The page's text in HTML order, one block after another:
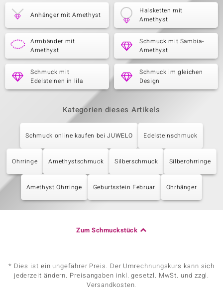
Anhänger mit Amethyst
Halsketten mit
Amethyst
Armbänder mit
Amethyst
Schmuck mit Sambia-
Amethyst
Schmuck mit
Edelsteinen in lila
Schmuck im gleichen
Design
Kategorien dieses Artikels
Schmuck online kaufen bei JUWELO Edelsteinschmuck
Ohrringe Amethystschmuck Silberschmuck Silberohrringe
Amethyst Ohrringe Geburtsstein Februar Ohrhänger
Zum Schmuckstück
* Dies ist ein ungefährer Preis. Der Umrechnungskurs kann sich
jederzeit ändern. Preisangaben inkl. gesetzl. MwSt. und zzgl.
Versandkosten.